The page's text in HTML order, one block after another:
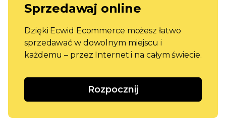
Sprzedawaj online
Dzięki Ecwid Ecommerce możesz łatwo
sprzedawać w dowolnym miejscu i
każdemu – przez Internet i na całym świecie.
Rozpocznij